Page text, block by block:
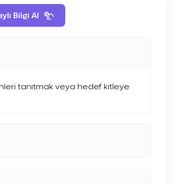
Bilgi Al
tanıtmak veya hedef kitleye